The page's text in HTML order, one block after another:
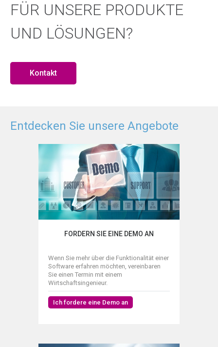
FÜR UNSERE PRODUKTE
UND LÖSUNGEN?
Kontakt
Entdecken Sie unsere Angebote
FORDERN SIE EINE DEMO AN
Wenn Sie mehr über die Funktionalität einer
Software erfahren möchten, vereinbaren
Sie einen Termin mit einem
Wirtschaftsingenieur.
Ich fordere eine Demo an